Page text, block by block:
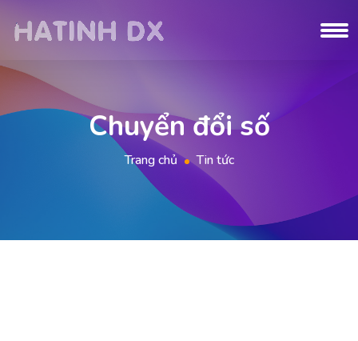
Chuyển đổi số
Trang chủ Tin tức